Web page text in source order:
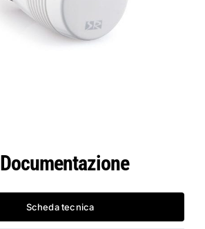
Documentazione
Scheda tecnica